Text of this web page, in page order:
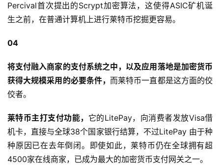
Percival首次提出的Scrypt加密算法，这使得ASIC矿机诞
生之前，在普通计算机上进行莱特币挖掘更容易。
04
将支付融入商家的支付系统之中，以及应用落地是加密货币
获得大规模采用的必要条件，而莱特币一直都是这方面的佼
佼者。
莱特币主打支付功能， 它的LitePay，向消费者发放Visa借
机卡，直接与全球38个国家银行结算，不过LitePay 由于种
种原因已在去年倒闭。即使如此，莱特币仍在全球拥有超
4500家在线商家，已成为最大的加密货币支付网关之一。